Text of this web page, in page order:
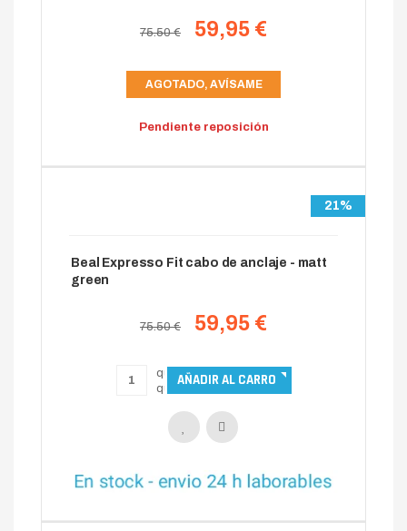
75.50 € 59,95 €
AGOTADO, AVÍSAME
Pendiente reposición
21%
Beal Expresso Fit cabo de anclaje - matt
green
75.50 € 59,95 €